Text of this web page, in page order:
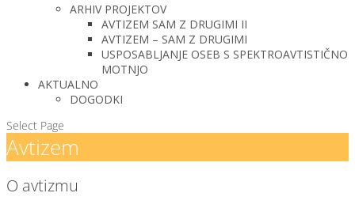
ARHIV PROJEKTOV
AVTIZEM SAM Z DRUGIMI II
AVTIZEM – SAM Z DRUGIMI
USPOSABLJANJE OSEB S SPEKTROAVTISTIČNO
MOTNJO
AKTUALNO
DOGODKI
Select Page
Avtizem
O avtizmu